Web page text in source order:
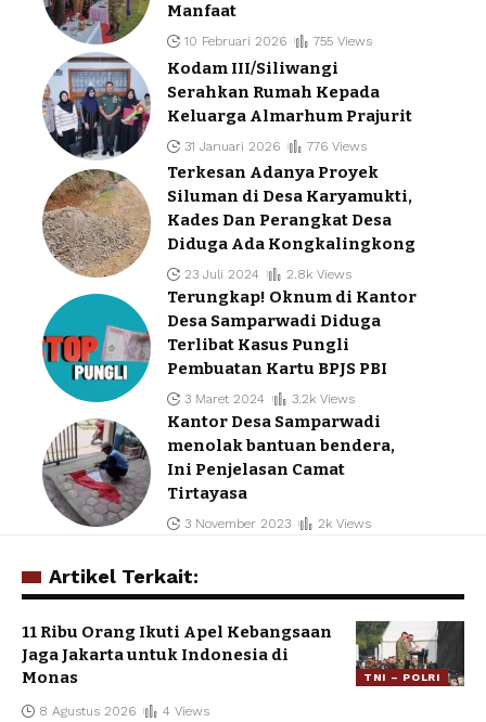
Manfaat
10 Februari 2026 755 Views
Kodam III/Siliwangi
Serahkan Rumah Kepada
Keluarga Almarhum Prajurit
31 Januari 2026 776 Views
Terkesan Adanya Proyek
Siluman di Desa Karyamukti,
Kades Dan Perangkat Desa
Diduga Ada Kongkalingkong
23 Juli 2024 2.8k Views
Terungkap! Oknum di Kantor
Desa Samparwadi Diduga
Terlibat Kasus Pungli
Pembuatan Kartu BPJS PBI
3 Maret 2024 3.2k Views
Kantor Desa Samparwadi
menolak bantuan bendera,
Ini Penjelasan Camat
Tirtayasa
3 November 2023 2k Views
Artikel Terkait:
TNI – POLRI
11 Ribu Orang Ikuti Apel Kebangsaan
Jaga Jakarta untuk Indonesia di
Monas
8 Agustus 2026 4 Views